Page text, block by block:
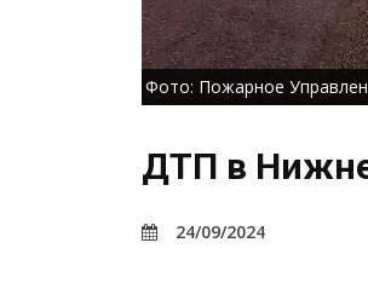
Фото: Пожарное
ДТП в
24/09/2024